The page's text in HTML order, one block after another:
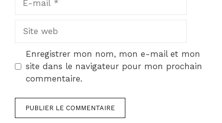
Site
Enregistrer mon nom, mon e-mail et mon
site dans le navigateur pour mon prochain
commentaire.